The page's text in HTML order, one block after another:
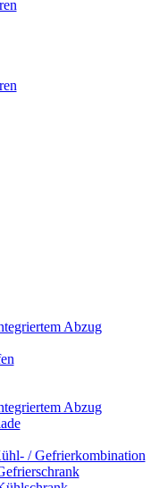
Abzug
Abzug
/ Gefrierkombination